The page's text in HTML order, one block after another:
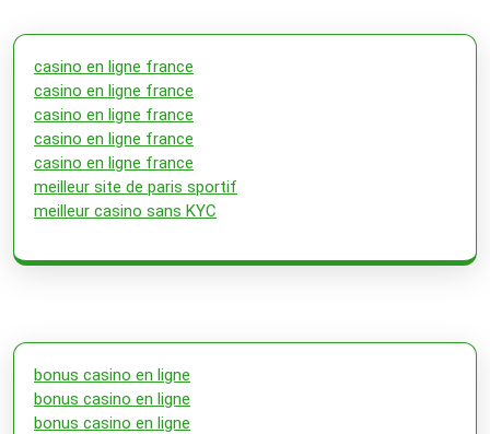
casino en ligne france
casino en ligne france
casino en ligne france
casino en ligne france
casino en ligne france
meilleur site de paris sportif
meilleur casino sans KYC
bonus casino en ligne
bonus casino en ligne
bonus casino en ligne